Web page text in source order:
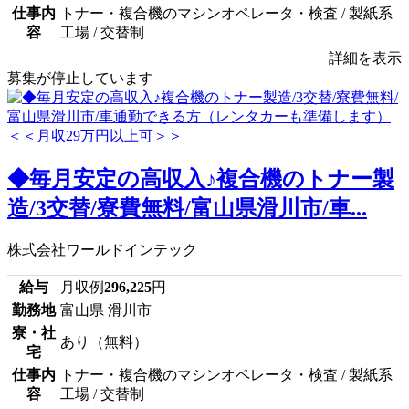
仕事内
容
トナー・複合機のマシンオペレータ・検査 / 製紙系
工場 / 交替制
詳細を表示
募集が停止しています
◆毎月安定の高収入♪複合機のトナー製
造/3交替/寮費無料/富山県滑川市/車...
株式会社ワールドインテック
給与 月収例296,225円
勤務地 富山県 滑川市
寮・社
宅
あり（無料）
仕事内
容
トナー・複合機のマシンオペレータ・検査 / 製紙系
工場 / 交替制